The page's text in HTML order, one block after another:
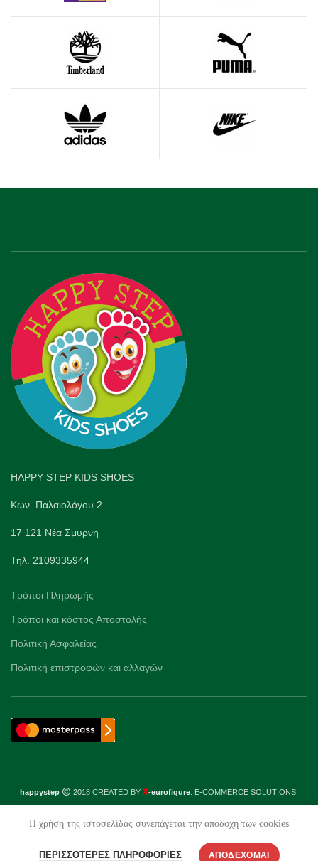
HAPPY STEP KIDS SHOES
Κων. Παλαιολόγου 2
17 121 Νέα Σμυρνη
Τηλ. 2109335944
Τρόποι Πληρωμής
Τρόποι και κόστος Αποστολής
Πολιτική Ασφαλείας
Πολιτική επιστροφών και αλλαγών
happystep 2018 CREATED BY X-eurofigure . E-COMMERCE SOLUTIONS.
Η χρήση της ιστοσελίδας συνεπάγεται την αποδοχή των cookies
ΠΕΡΙΣΣΌΤΕΡΕΣ ΠΛΗΡΟΦΟΡΊΕΣ ΑΠΟΔΈΧΟΜΑΙ